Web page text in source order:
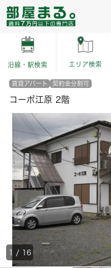
沿線・駅検索 エリア検索
賃貸アパート 契約金分割可
コーポ江原 2階
1 / 16